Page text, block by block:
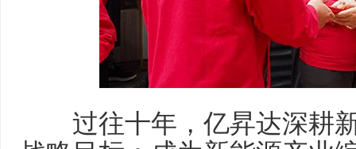
过往十年，亿昇达深耕新